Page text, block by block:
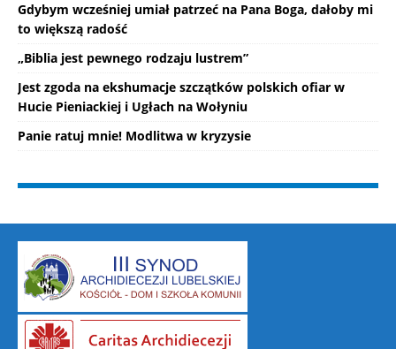
Gdybym wcześniej umiał patrzeć na Pana Boga, dałoby mi
to większą radość
„Biblia jest pewnego rodzaju lustrem”
Jest zgoda na ekshumacje szczątków polskich ofiar w
Hucie Pieniackiej i Ugłach na Wołyniu
Panie ratuj mnie! Modlitwa w kryzysie